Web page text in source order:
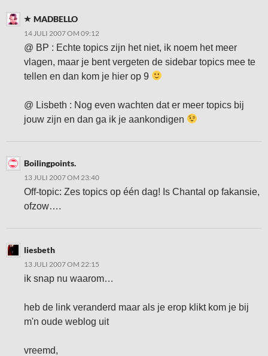
MADBELLO
14 JULI 2007 OM 09:12
@ BP : Echte topics zijn het niet, ik noem het meer
vlagen, maar je bent vergeten de sidebar topics mee te
tellen en dan kom je hier op 9
@ Lisbeth : Nog even wachten dat er meer topics bij
jouw zijn en dan ga ik je aankondigen
Boilingpoints.
13 JULI 2007 OM 23:40
Off-topic: Zes topics op één dag! Is Chantal op fakansie,
ofzow….
liesbeth
13 JULI 2007 OM 22:15
ik snap nu waarom…
heb de link veranderd maar als je erop klikt kom je bij
m'n oude weblog uit
vreemd,